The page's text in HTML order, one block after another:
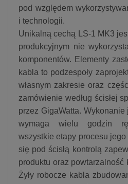
pod względem
i technologii.
Unikalną cechą LS-1 MK3
produkcyjnym nie
komponentów. Elementy
kabla to podzespoły
własnym zakresie oraz
zamówienie według ścisłej
przez GigaWatta.
wymaga wielu godzin
wszystkie etapy procesu
się pod ścisłą kontrolą
produktu oraz powtarzalność
Żyły robocze kabla